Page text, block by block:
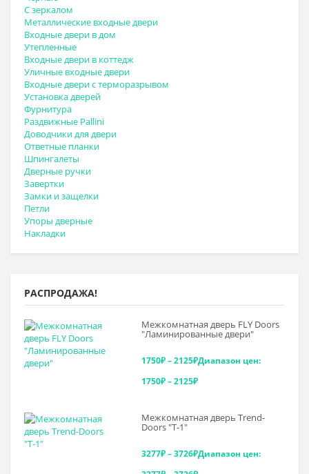
С зеркалом
Металлические входные двери
Входные двери в дом
Утепленные
Входные двери в коттедж
Уличные входные двери
Входные двери с терморазрывом
Установка дверей
Фурнитура
Раздвижные Pallini
Доводчики для двери
Ответные планки
Шпингалеты
Дверные ручки
Завертки
Замки и защелки
Петли
Упоры дверные
Накладки
РАСПРОДАЖА!
Межкомнатная дверь FLY Doors
"Ламинированные двери"
1750₽–2125₽Диапазон цен:
1750₽ – 2125₽
Межкомнатная дверь Trend-
Doоrs "Т-1"
3277₽–3726₽Диапазон цен: